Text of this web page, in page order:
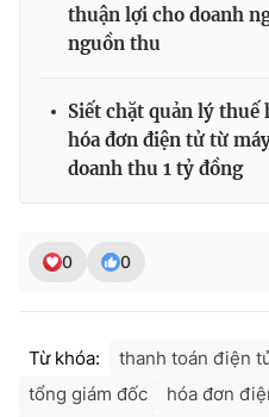
thuận lợi cho doanh
nguồn thu
Siết chặt quản lý
hóa đơn điện tử từ
doanh thu 1 tỷ đồng
0 0
Từ khóa: thanh toán điện
tổng giám đốc
hóa đơn